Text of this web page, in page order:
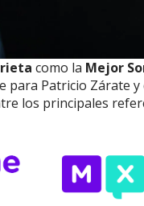
como la Mejor
para Patricio Zárate
los principales